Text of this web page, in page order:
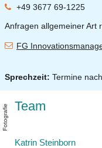
+49 3677 69-1225
Anfragen allgemeiner Art
FG
Sprechzeit: Termine
Team
e
Katrin Steinborn